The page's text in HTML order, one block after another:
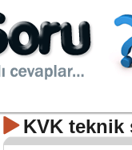
KVK teknik